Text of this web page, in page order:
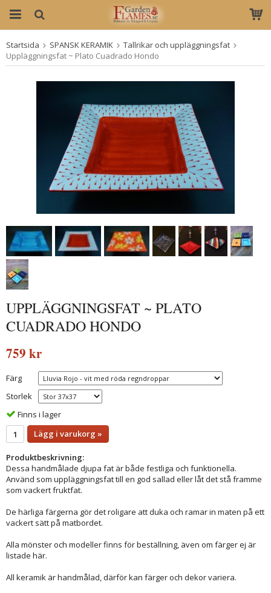
Produkten har blivit tillagd i varukorgen
Startsida SPANSK KERAMIK
Tallrikar och uppläggningsfat
Uppläggningsfat ~ Plato Cuadrado Hondo
UPPLÄGGNINGSFAT ~ PLATO
CUADRADO HONDO
759 kr
Färg
Storlek
Finns i lager
Lägg i varukorg »
Produktbeskrivning:
Dessa handmålade djupa fat är både festliga och funktionella.
Använd som uppläggningsfat till en god sallad eller låt det stå framme
som vackert fruktfat.
De härliga färgerna gör det roligare att duka och ramar in maten på ett
vackert sätt på matbordet.
Alla mönster och modeller finns för beställning, även om färger ej är
listade här.
All keramik är handmålad, därför kan färger och dekor variera.